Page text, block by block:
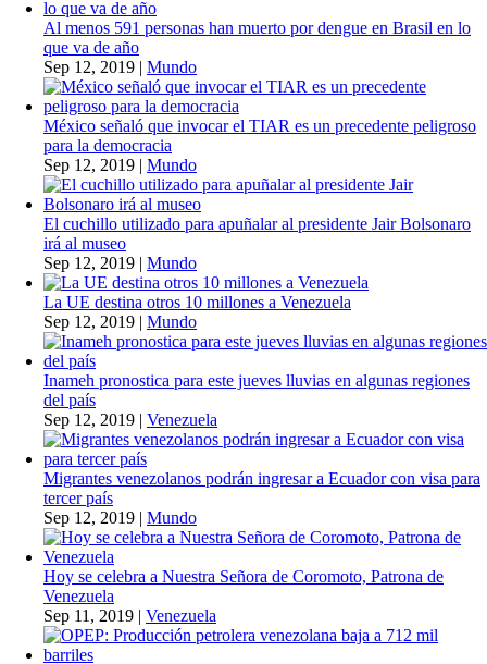
Al menos 591 personas han muerto por dengue en Brasil en lo
que va de año
Sep 12, 2019 | Mundo
México señaló que invocar el TIAR es un precedente peligroso
para la democracia
Sep 12, 2019 | Mundo
El cuchillo utilizado para apuñalar al presidente Jair Bolsonaro
irá al museo
Sep 12, 2019 | Mundo
La UE destina otros 10 millones a Venezuela
Sep 12, 2019 | Mundo
Inameh pronostica para este jueves lluvias en algunas regiones
del país
Sep 12, 2019 | Venezuela
Migrantes venezolanos podrán ingresar a Ecuador con visa para
tercer país
Sep 12, 2019 | Mundo
Hoy se celebra a Nuestra Señora de Coromoto, Patrona de
Venezuela
Sep 11, 2019 | Venezuela